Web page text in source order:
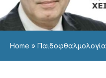
Home » Παιδοφθαλμολογία